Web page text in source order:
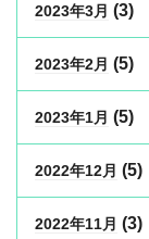
2023年3月 (3)
2023年2月 (5)
2023年1月 (5)
2022年12月 (5)
2022年11月 (3)